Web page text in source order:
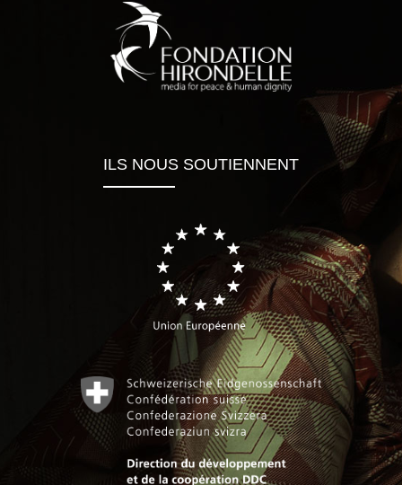
ILS NOUS SOUTIENNENT